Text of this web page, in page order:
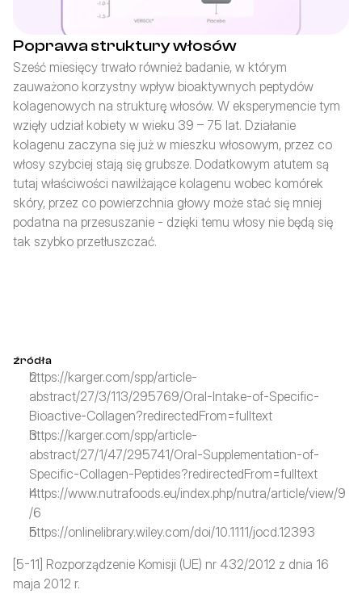
Poprawa struktury włosów
Sześć miesięcy trwało również badanie, w którym
zauważono korzystny wpływ bioaktywnych peptydów
kolagenowych na strukturę włosów. W eksperymencie tym
wzięły udział kobiety w wieku 39 – 75 lat. Działanie
kolagenu zaczyna się już w mieszku włosowym, przez co
włosy szybciej stają się grubsze. Dodatkowym atutem są
tutaj właściwości nawilżające kolagenu wobec komórek
skóry, przez co powierzchnia głowy może stać się mniej
podatna na przesuszanie - dzięki temu włosy nie będą się
tak szybko przetłuszczać.
źródła
https://karger.com/spp/article-
abstract/27/3/113/295769/Oral-Intake-of-Specific-
Bioactive-Collagen?redirectedFrom=fulltext
https://karger.com/spp/article-
abstract/27/1/47/295741/Oral-Supplementation-of-
Specific-Collagen-Peptides?redirectedFrom=fulltext
https://www.nutrafoods.eu/index.php/nutra/article/view/9
/6
https://onlinelibrary.wiley.com/doi/10.1111/jocd.12393
[5-11] Rozporządzenie Komisji (UE) nr 432/2012 z dnia 16
maja 2012 r.